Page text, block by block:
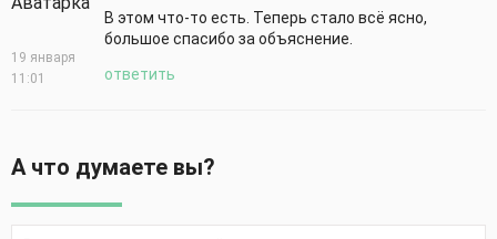
19 января
11:01
В этом что-то есть. Теперь стало всё ясно,
большое спасибо за объяснение.
ответить
А что думаете вы?